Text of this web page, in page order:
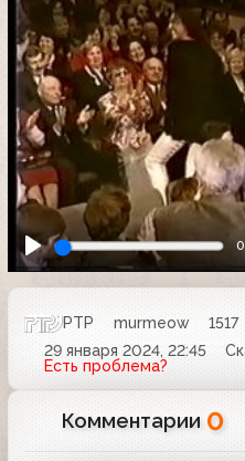
РТР murmeow
1517
29 января 2024, 22:45
Есть проблема?
Комментарии 0